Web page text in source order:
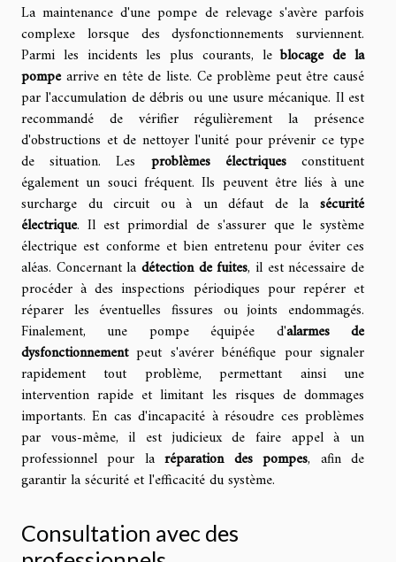
La maintenance d'une pompe de relevage s'avère parfois
complexe lorsque des dysfonctionnements surviennent.
Parmi les incidents les plus courants, leblocage de la
pompearrive en tête de liste. Ce problème peut être causé
par l'accumulation de débris ou une usure mécanique. Il est
recommandé de vérifier régulièrement la présence
d'obstructions et de nettoyer l'unité pour prévenir ce type
de situation. Les problèmes électriquesconstituent
également un souci fréquent. Ils peuvent être liés à une
surcharge du circuit ou à un défaut de la sécurité
électrique. Il est primordial de s'assurer que le système
électrique est conforme et bien entretenu pour éviter ces
aléas. Concernant la détection de fuites, il est nécessaire de
procéder à des inspections périodiques pour repérer et
réparer les éventuelles fissures ou joints endommagés.
Finalement, une pompe équipée d'alarmes de
dysfonctionnementpeut s'avérer bénéfique pour signaler
rapidement tout problème, permettant ainsi une
intervention rapide et limitant les risques de dommages
importants. En cas d'incapacité à résoudre ces problèmes
par vous-même, il est judicieux de faire appel à un
professionnel pour laréparation des pompes, afin de
garantir la sécurité et l'efficacité du système.
Consultation avec des